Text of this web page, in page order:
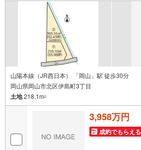
山陽本線（JR西日本） 「岡山」駅 徒歩30分
岡山県岡山市北区伊島町3丁目
土地218.1m2
3,958万円
成約でもらえる